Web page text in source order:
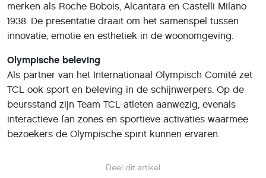
Deel dit artikel
merken als Roche Bobois, Alcantara en Castelli Milano
1938. De presentatie draait om het samenspel tussen
innovatie, emotie en esthetiek in de woonomgeving.
Olympische beleving
Als partner van het Internationaal Olympisch Comité zet
TCL ook sport en beleving in de schijnwerpers. Op de
beursstand zijn Team TCL-atleten aanwezig, evenals
interactieve fan zones en sportieve activaties waarmee
bezoekers de Olympische spirit kunnen ervaren.